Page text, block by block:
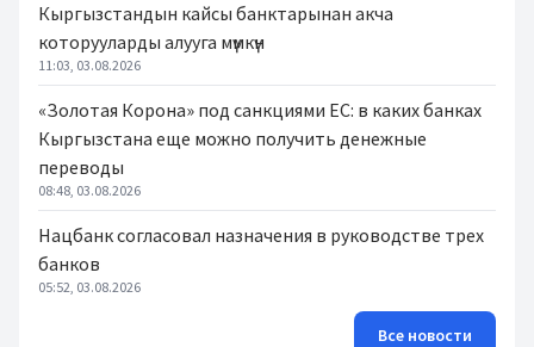
Кыргызстандын кайсы банктарынан акча
которууларды алууга мүмкүн
11:03, 03.08.2026
«Золотая Корона» под санкциями ЕС: в каких банках
Кыргызстана еще можно получить денежные
переводы
08:48, 03.08.2026
Нацбанк согласовал назначения в руководстве трех
банков
05:52, 03.08.2026
Все новости